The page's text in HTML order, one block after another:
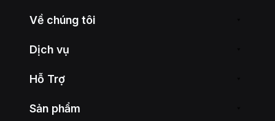
Về chúng tôi
Dịch vụ
Hỗ Trợ
Sản phẩm